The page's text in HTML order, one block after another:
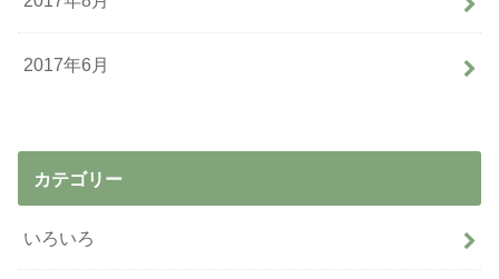
2017年6月
カテゴリー
いろいろ